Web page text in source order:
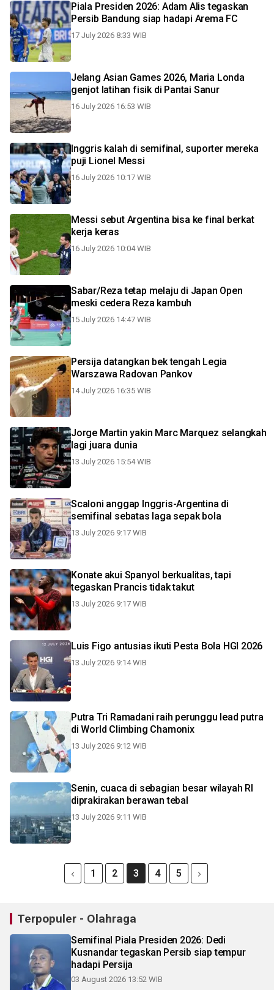
Piala Presiden 2026: Adam Alis tegaskan
Persib Bandung siap hadapi Arema FC
17 July 2026 8:33 WIB
Jelang Asian Games 2026, Maria Londa
genjot latihan fisik di Pantai Sanur
16 July 2026 16:53 WIB
Inggris kalah di semifinal, suporter mereka
puji Lionel Messi
16 July 2026 10:17 WIB
Messi sebut Argentina bisa ke final berkat
kerja keras
16 July 2026 10:04 WIB
Sabar/Reza tetap melaju di Japan Open
meski cedera Reza kambuh
15 July 2026 14:47 WIB
Persija datangkan bek tengah Legia
Warszawa Radovan Pankov
14 July 2026 16:35 WIB
Jorge Martin yakin Marc Marquez selangkah
lagi juara dunia
13 July 2026 15:54 WIB
Scaloni anggap Inggris-Argentina di
semifinal sebatas laga sepak bola
13 July 2026 9:17 WIB
Konate akui Spanyol berkualitas, tapi
tegaskan Prancis tidak takut
13 July 2026 9:17 WIB
Luis Figo antusias ikuti Pesta Bola HGI 2026
13 July 2026 9:14 WIB
Putra Tri Ramadani raih perunggu lead putra
di World Climbing Chamonix
13 July 2026 9:12 WIB
Senin, cuaca di sebagian besar wilayah RI
diprakirakan berawan tebal
13 July 2026 9:11 WIB
1 2 3 4 5
Terpopuler - Olahraga
Semifinal Piala Presiden 2026: Dedi
Kusnandar tegaskan Persib siap tempur
hadapi Persija
03 August 2026 13:52 WIB